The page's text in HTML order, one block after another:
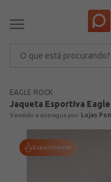
EAGLE ROCK
Jaqueta Esportiva Eagle
Lojas
Experimentar